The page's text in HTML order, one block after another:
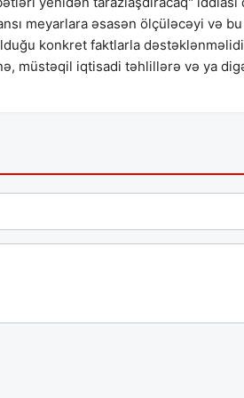
meyarlara əsasən ölçüləcəyi və bu
konkret faktlarla
müstəqil iqtisadi təhlillərə və ya